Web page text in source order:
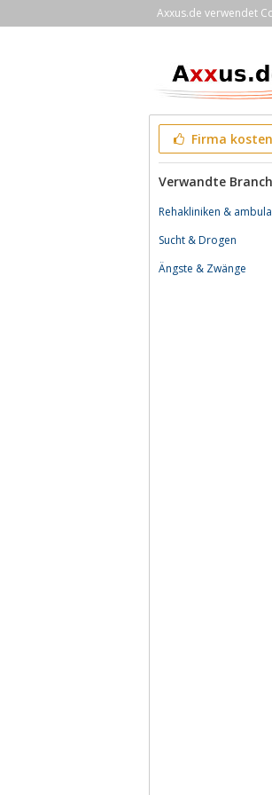
Axxus.de verwendet
Firma
Verwandte
Rehakliniken &
Sucht & Drogen
Ängste & Zwänge